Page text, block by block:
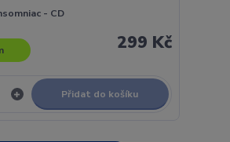
- CD
299 Kč
Přidat do košíku